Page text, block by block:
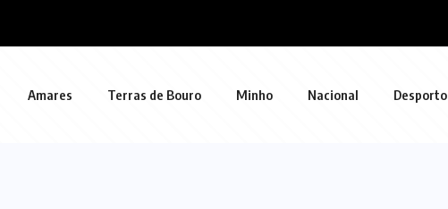
Amares Terras de Bouro Minho Nacional Desporto